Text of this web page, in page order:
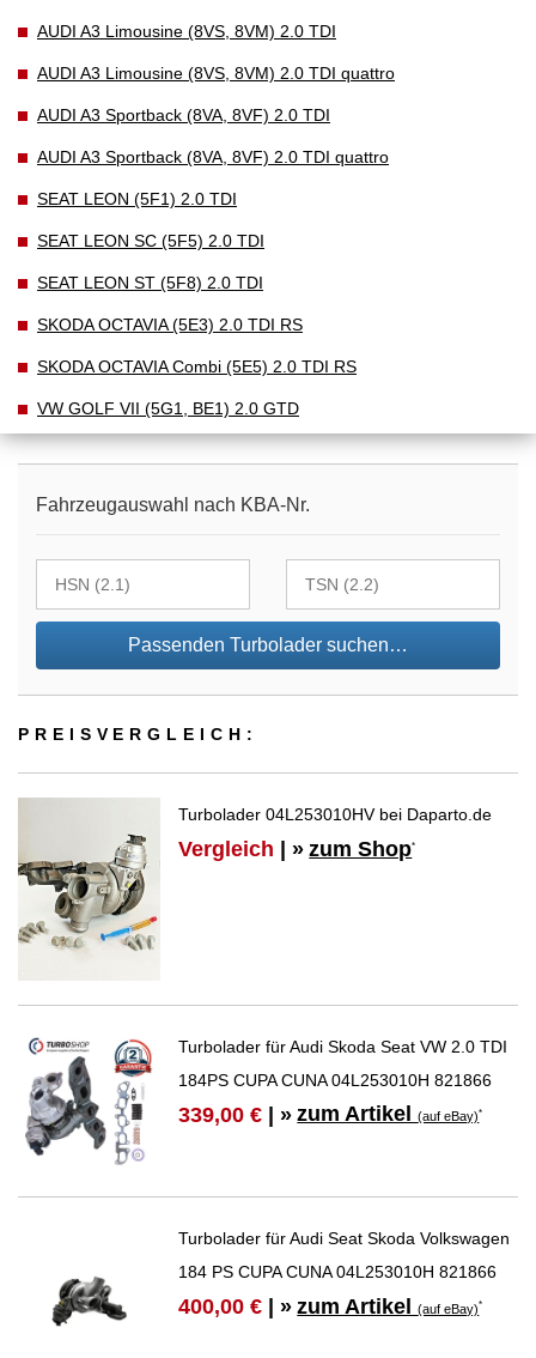
AUDI A3 Limousine (8VS, 8VM) 2.0 TDI
AUDI A3 Limousine (8VS, 8VM) 2.0 TDI quattro
AUDI A3 Sportback (8VA, 8VF) 2.0 TDI
AUDI A3 Sportback (8VA, 8VF) 2.0 TDI quattro
SEAT LEON (5F1) 2.0 TDI
SEAT LEON SC (5F5) 2.0 TDI
SEAT LEON ST (5F8) 2.0 TDI
SKODA OCTAVIA (5E3) 2.0 TDI RS
SKODA OCTAVIA Combi (5E5) 2.0 TDI RS
VW GOLF VII (5G1, BE1) 2.0 GTD
Fahrzeugauswahl nach KBA-Nr.
Passenden Turbolader suchen…
PREIS­VER­GLEICH:
Turbolader 04L253010HV bei Daparto.de
Vergleich | » zum Shop*
Turbolader für Audi Skoda Seat VW 2.0 TDI
184PS CUPA CUNA 04L253010H 821866
339,00 € | » zum Artikel(auf eBay)*
Turbolader für Audi Seat Skoda Volkswagen
184 PS CUPA CUNA 04L253010H 821866
400,00 € | » zum Artikel(auf eBay)*